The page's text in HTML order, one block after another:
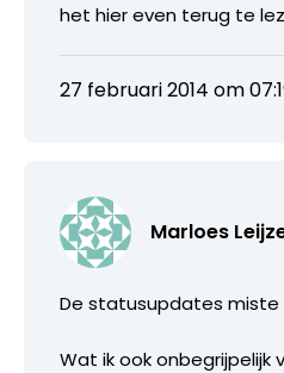
het hier even terug te
27 februari 2014 om
Marloes
De statusupdates miste
Wat ik ook onbegrijpelijk